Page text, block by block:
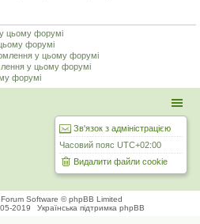
цьому форумі
форумі
у цьому форумі
у цьому форумі
форумі
Зв'язок з адміністрацією
Часовий пояс UTC+02:00
Видалити файли cookie
Software © phpBB Limited
2019
Українська підтримка phpBB